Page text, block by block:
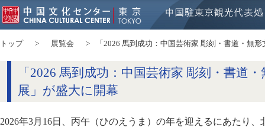
トップ 展覧会 「2026 馬到成功：中国芸術家 彫刻・書道・無
「2026 馬到成功：中国芸術家 彫刻・書道
展」が盛大に開幕
2026年3月16日、丙午（ひのえうま）の年を迎えるにあたり